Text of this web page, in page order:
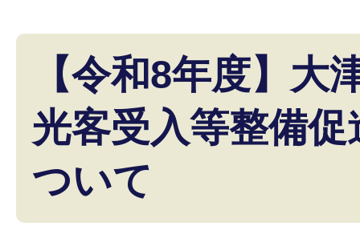
【令和8年度】大
光客受入等整備
ついて